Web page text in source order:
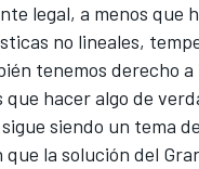
legal, a menos que
no lineales,
tenemos derecho
hacer algo de
siendo un tema
la solución del